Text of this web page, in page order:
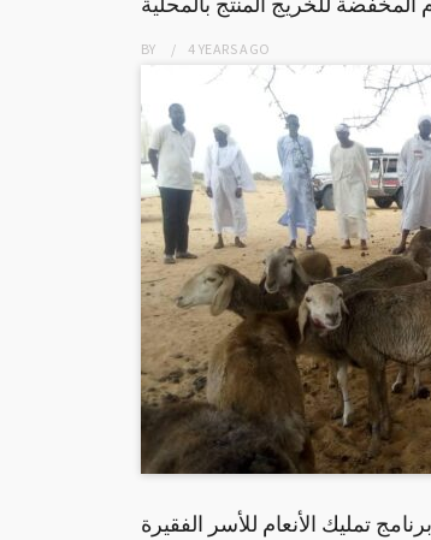
BY 4 YEARSAGO
تمليك الأنعام للأسر الفقيرة